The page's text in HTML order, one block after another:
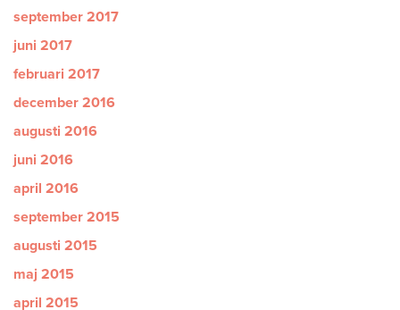
september 2017
juni 2017
februari 2017
december 2016
augusti 2016
juni 2016
april 2016
september 2015
augusti 2015
maj 2015
april 2015